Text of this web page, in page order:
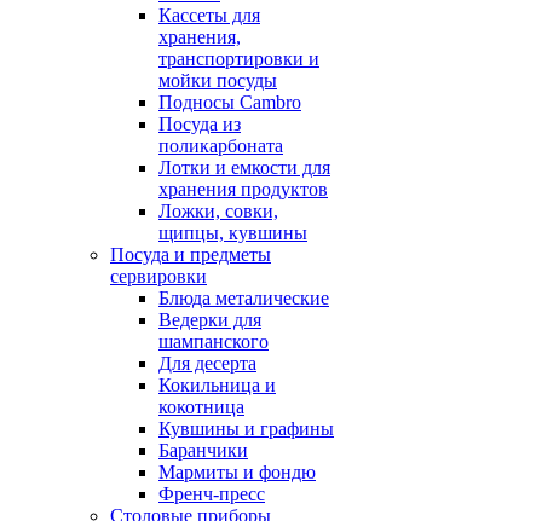
Кассеты для
хранения,
транспортировки и
мойки посуды
Подносы Cambro
Посуда из
поликарбоната
Лотки и емкости для
хранения продуктов
Ложки, совки,
щипцы, кувшины
Посуда и предметы
сервировки
Блюда металические
Ведерки для
шампанского
Для десерта
Кокильница и
кокотница
Кувшины и графины
Баранчики
Мармиты и фондю
Френч-пресс
Столовые приборы